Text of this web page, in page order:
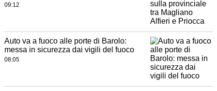
09:12
Auto va a fuoco alle porte di Barolo:
messa in sicurezza dai vigili del fuoco
08:05